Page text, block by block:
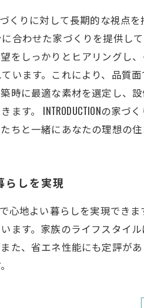
づくりに対して長期的な視
合わせた家づくりを提供し
をしっかりとヒアリングし
います。これにより、品質
時に最適な素材を選定し、
ます。 INTRODUCTIONの家
ちと一緒にあなたの理想の住
らしを実現
で心地よい暮らしを実現でき
ます。家族のライフスタイ
た、省エネ性能にも定評があ